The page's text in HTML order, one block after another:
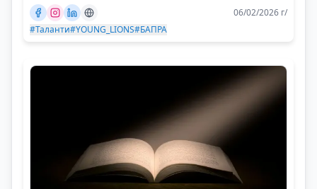
06/02/2026 г/
#Таланти#YOUNG_LIONS#БАПРА